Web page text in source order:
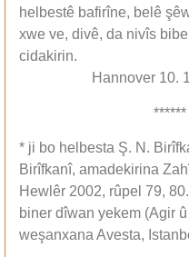
helbestê bafirîne, belê
xwe ve, divê, da nivîs
Hannover 10. 12.
****** ****
* ji bo helbesta Ş. N.
Birîfkanî, amadekirina
Hewlêr 2002, rûpel 79,
biner dîwan yekem (Agir
weşanxana Avesta,